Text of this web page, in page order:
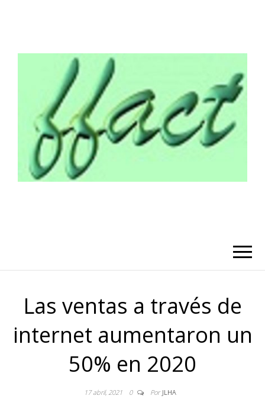
Las ventas a través de
internet aumentaron un
50% en 2020
17 abril, 2021 0 Por JLHA